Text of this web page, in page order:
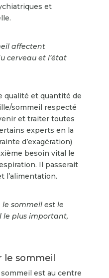
et
affectent
cerveau et l’état
qualité et quantité de
sommeil respecté
et traiter toutes
experts en la
d’exagération)
besoin vital le
Il passerait
l’alimentation.
sommeil est le
le plus important,
le sommeil
est au centre